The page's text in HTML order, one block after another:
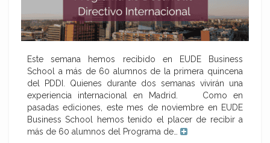
Este semana hemos recibido en EUDE Business
School a más de 60 alumnos de la primera quincena
del PDDI. Quienes durante dos semanas vivirán una
experiencia internacional en Madrid. Como en
pasadas ediciones, este mes de noviembre en EUDE
Business School hemos tenido el placer de recibir a
más de 60 alumnos del Programa de…